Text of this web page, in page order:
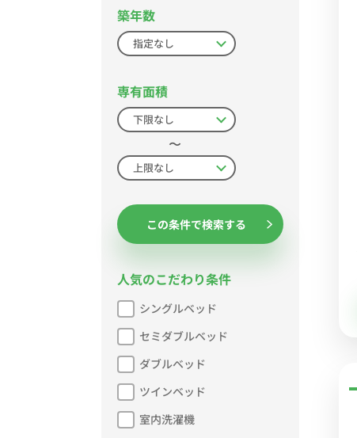
築年数
専有面積
〜
この条件で検索する
人気のこだわり条件
シングルベッド
セミダブルベッド
ダブルベッド
ツインベッド
室内洗濯機